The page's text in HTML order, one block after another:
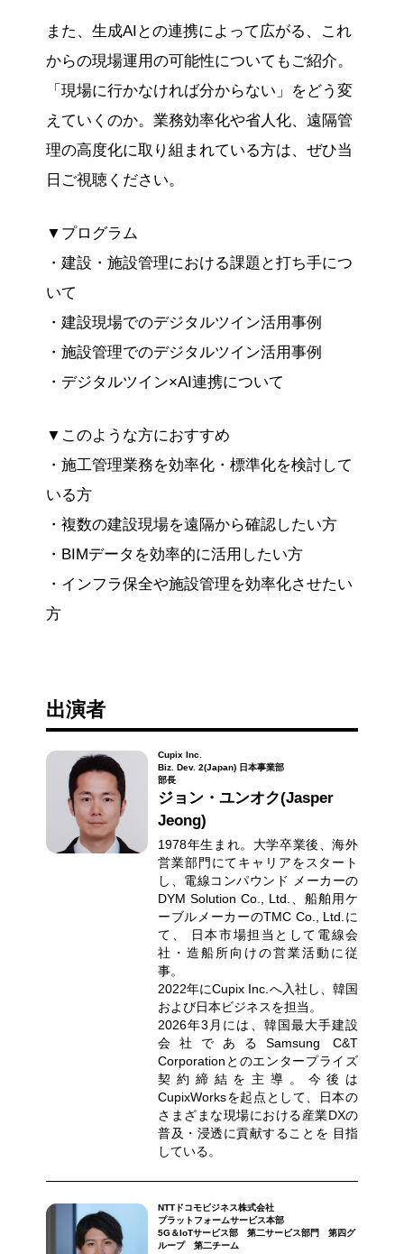
また、生成AIとの連携によって広がる、これ
からの現場運用の可能性についてもご紹介。
「現場に行かなければ分からない」をどう変
えていくのか。業務効率化や省人化、遠隔管
理の高度化に取り組まれている方は、ぜひ当
日ご視聴ください。
▼プログラム
・建設・施設管理における課題と打ち手につ
いて
・建設現場でのデジタルツイン活用事例
・施設管理でのデジタルツイン活用事例
・デジタルツイン×AI連携について​
▼このような方におすすめ
・施工管理業務を効率化・標準化を検討して
いる方
・複数の建設現場を遠隔から確認したい方
・BIMデータを効率的に活用したい方
・インフラ保全や施設管理を効率化させたい
方
出演者
Cupix Inc.
Biz. Dev. 2(Japan) 日本事業部
部長
ジョン・ユンオク(Jasper
Jeong)
1978年生まれ。大学卒業後、海外
営業部門にてキャリアをスタート
し、電線コンパウンド メーカーの
DYM Solution Co., Ltd.、船舶用ケ
ーブルメーカーのTMC Co., Ltd.に
て、 日本市場担当として電線会
社・造船所向けの営業活動に従
事。
2022年にCupix Inc.へ入社し、韓国
および日本ビジネスを担当。
2026年3月には、韓国最大手建設
会社であるSamsung C&T
Corporationとのエンタープライズ
契約締結を主導。今後は
CupixWorksを起点として、日本の
さまざまな現場における産業DXの
普及・浸透に貢献することを 目指
している。
NTTドコモビジネス株式会社
プラットフォームサービス本部
5G＆IoTサービス部 第二サービス部門 第四グ
ループ 第二チーム